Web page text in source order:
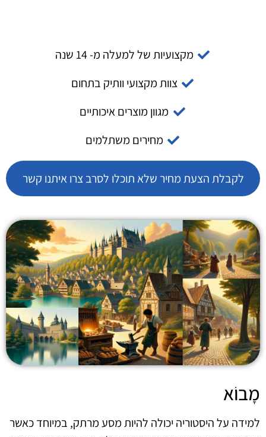
מקצועיות של למעלה מ- 14 שנה
צוות מקצועי וותיק בתחום
מגוון מוצרים איכותיים
מחירים משתלמים
לקבלת הצעת מחיר שלא תוכלו לסרב צרו איתנו קשר
מָבוֹא
למידה על היסטוריה יכולה להיות מסע מרתק, במיוחד כאשר